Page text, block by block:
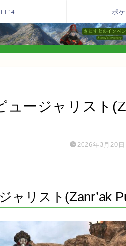
FF14 ポ
ージャリスト
2026年3月20日
ャリスト(Zanr’ak